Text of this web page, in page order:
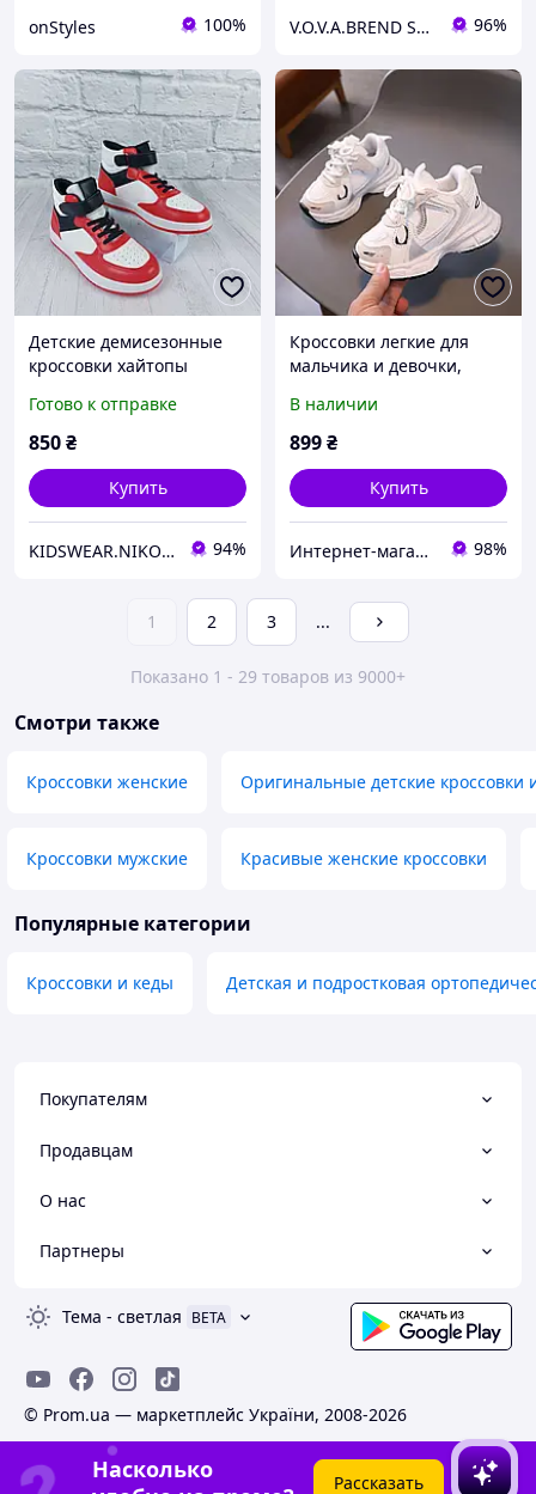
onStyles 100% V.O.V.A.BREND SHOP — магазин современной и стильной обуви для всей семьи! 96%
Детские демисезонные
кроссовки хайтопы
мальчиков 31,33,34,36
Готово к отправке
850₴
Купить
KIDSWEAR.NIKO Магазин детской одежды и обуви 94%
Кроссовки легкие для
мальчика и девочки,
текстиль, размер от 21 до
36
В наличии
899₴
Купить
Интернет-магазин детской одежды "Детки-конфетки" 98%
1 2 3 ...
Показано 1 - 29 товаров из 9000+
Смотри также
Кроссовки женские Оригинальные детские кроссовки
Кроссовки мужские Красивые женские кроссовки
Популярные категории
Кроссовки и кеды Детская и подростковая
Покупателям
Продавцам
О нас
Партнеры
Тема - светлая BETA
© Prom.ua — маркетплейс України, 2008-2026
Насколько
Рассказать